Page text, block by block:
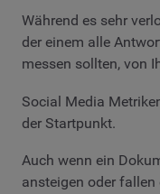
Während es sehr
der einem alle
messen sollten, von
Social Media
der Startpunkt.
Auch wenn ein
ansteigen oder